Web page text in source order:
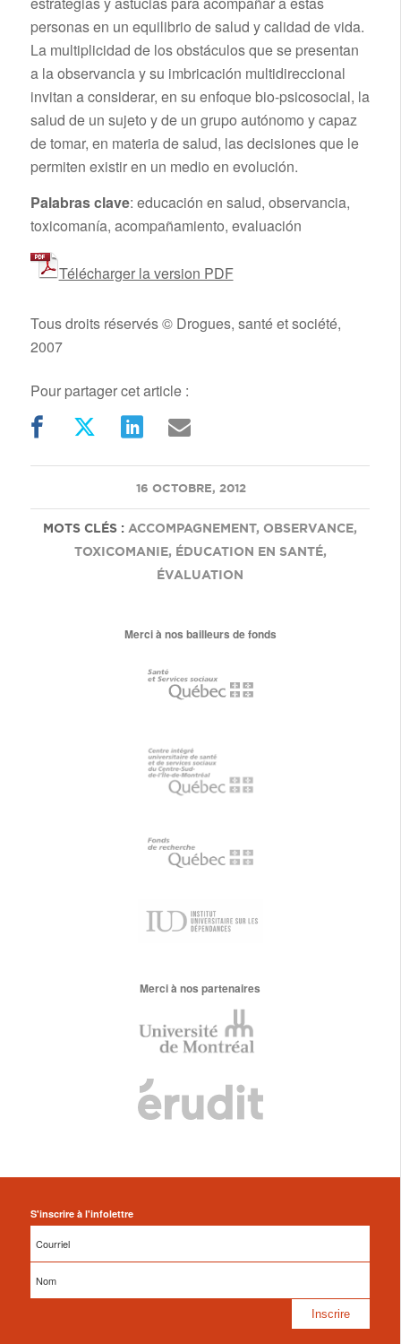
personas en un equilibrio de salud y calidad de vida.
La multiplicidad de los obstáculos que se presentan
a la observancia y su imbricación multidireccional
invitan a considerar, en su enfoque bio-psicosocial, la
salud de un sujeto y de un grupo autónomo y capaz
de tomar, en materia de salud, las decisiones que le
permiten existir en un medio en evolución.
Palabras clave: educación en salud, observancia,
toxicomanía, acompañamiento, evaluación
Télécharger la version PDF
Tous droits réservés © Drogues, santé et société,
2007
Pour partager cet article :
16 OCTOBRE, 2012
/
MOTS CLÉS : ACCOMPAGNEMENT, OBSERVANCE,
TOXICOMANIE, ÉDUCATION EN SANTÉ,
ÉVALUATION
Merci à nos bailleurs de fonds
Merci à nos partenaires
S'inscrire à l'infolettre